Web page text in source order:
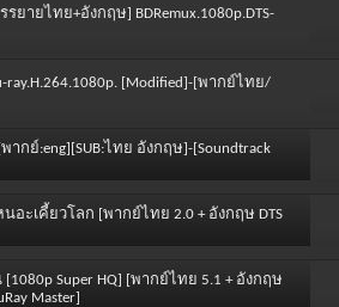
ายไทย+อังกฤษ] BDRemux.1080p.DTS-
ray.H.264.1080p. [Modified]-[พากย์ไทย/
พากย์:eng][SUB:ไทย อังกฤษ]-[Soundtrack
อะเคี้ยวโลก [พากย์ไทย 2.0 + อังกฤษ DTS
Super HQ] [พากย์ไทย 5.1 + อังกฤษ
Master]